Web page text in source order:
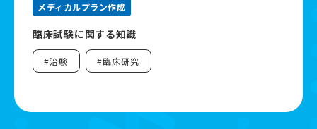
メディカルプラン作成
臨床試験に関する知識
#治験 #臨床研究